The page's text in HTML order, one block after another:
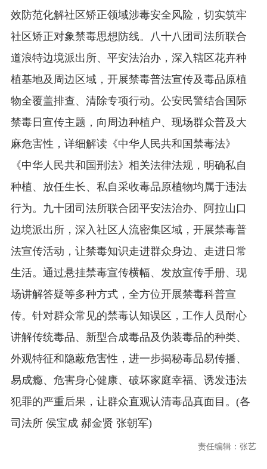
效防范化解社区矫正领域涉毒安全风险，切实筑牢
社区矫正对象禁毒思想防线。八十八团司法所联合
道浪特边境派出所、平安法治办，深入辖区花卉种
植基地及周边区域，开展禁毒普法宣传及毒品原植
物全覆盖排查、清除专项行动。公安民警结合国际
禁毒日宣传主题，向周边种植户、现场群众普及大
麻危害性，详细解读《中华人民共和国禁毒法》
《中华人民共和国刑法》相关法律法规，明确私自
种植、放任生长、私自采收毒品原植物均属于违法
行为。九十团司法所联合团平安法治办、阿拉山口
边境派出所，深入社区人流密集区域，开展禁毒普
法宣传活动，让禁毒知识走进群众身边、走进日常
生活。通过悬挂禁毒宣传横幅、发放宣传手册、现
场讲解答疑等多种方式，全方位开展禁毒科普宣
传。针对群众常见的禁毒认知误区，工作人员耐心
讲解传统毒品、新型合成毒品及伪装毒品的种类、
外观特征和隐蔽危害性，进一步揭秘毒品易传播、
易成瘾、危害身心健康、破坏家庭幸福、诱发违法
犯罪的严重后果，让群众直观认清毒品真面目。(各
司法所 侯宝成 郝金贤 张朝军)
责任编辑：张艺